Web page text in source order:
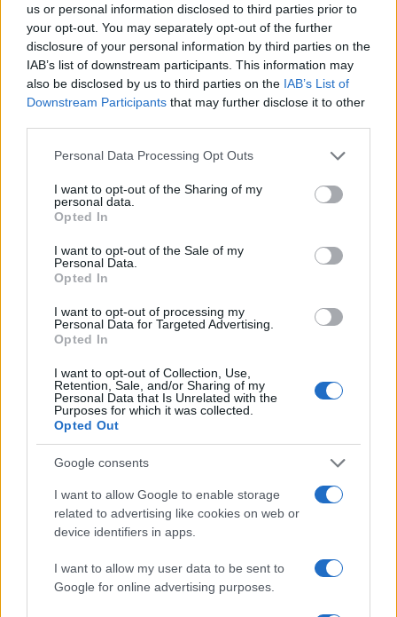
us or personal information disclosed to third parties prior to
your opt-out. You may separately opt-out of the further
disclosure of your personal information by third parties on the
IAB’s list of downstream participants. This information may
also be disclosed by us to third parties on the IAB’s List of
Downstream Participants that may further disclose it to other
Please note that this website/app uses one or more Google
not limited to your visit or usage behaviour. You may click to
grant or deny consent to Google and its third-party tags to
use your data for below specified purposes in below Google
consent section.
Personal Data Processing Opt Outs
I want to opt-out of the Sharing of my
personal data.
Opted In
I want to opt-out of the Sale of my
Personal Data.
Opted In
I want to opt-out of processing my
Personal Data for Targeted Advertising.
Opted In
I want to opt-out of Collection, Use,
Retention, Sale, and/or Sharing of my
Personal Data that Is Unrelated with the
Purposes for which it was collected.
Opted Out
Google consents
I want to allow Google to enable storage
related to advertising like cookies on web or
device identifiers in apps.
I want to allow my user data to be sent to
Google for online advertising purposes.
de 2026 e julho de 2026
Beatriz Almeida · 7 ago 2026
NÃO CLASSIFICADO
Brent cai 8.3% e arrasta petróleo e ouro para baixo
Rafael Oliveira · 7 ago 2026